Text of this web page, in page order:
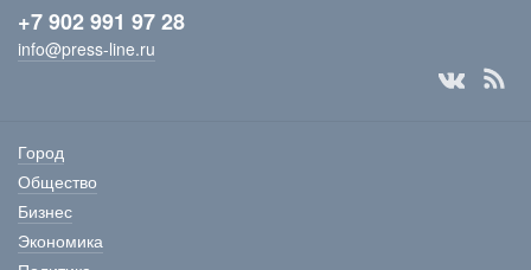
+7 902 991 97 28
info@press-line.ru
Город
Общество
Бизнес
Экономика